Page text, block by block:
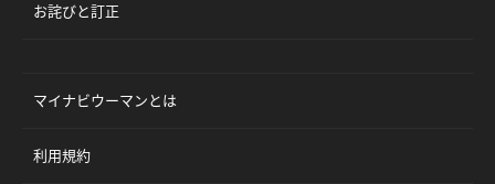
お詫びと訂正
マイナビウーマンとは
利用規約